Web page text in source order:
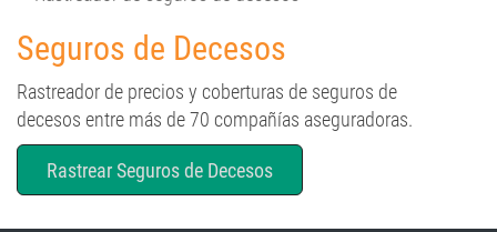
Seguros de Decesos
Rastreador de precios y coberturas de seguros de
decesos entre más de 70 compañías aseguradoras.
Rastrear Seguros de Decesos